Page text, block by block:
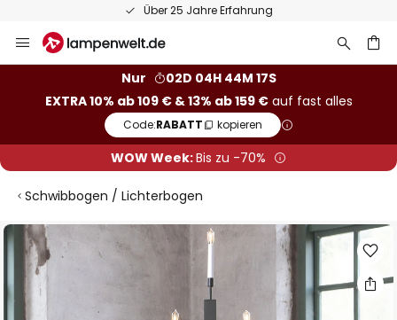
Über 25 Jahre Erfahrung
Inhalt
Nur
02D 04H 44M 16S
EXTRA 10% ab 109 € & 13% ab 159 €auf fast alles
Code:RABATT kopieren
WOW Week:Bis zu -70%
Schwibbogen / Lichterbogen
Zum
Ende
der
Bildgalerie